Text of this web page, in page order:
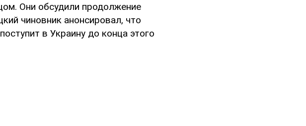
Они обсудили продолжение
чиновник анонсировал, что
поступит в Украину до конца этого